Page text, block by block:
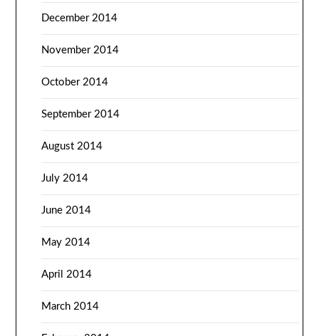
December 2014
November 2014
October 2014
September 2014
August 2014
July 2014
June 2014
May 2014
April 2014
March 2014